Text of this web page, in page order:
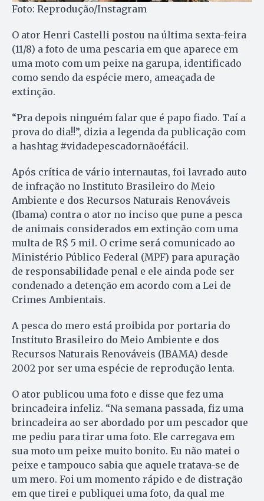
Foto: Reprodução/Instagram
O ator Henri Castelli postou na última sexta-feira
(11/8) a foto de uma pescaria em que aparece em
uma moto com um peixe na garupa, identificado
como sendo da espécie mero, ameaçada de
extinção.
“Pra depois ninguém falar que é papo fiado. Taí a
prova do dia!!”, dizia a legenda da publicação com
a hashtag #vidadepescadornãoéfácil.
Após crítica de vário internautas, foi lavrado auto
de infração no Instituto Brasileiro do Meio
Ambiente e dos Recursos Naturais Renováveis
(Ibama) contra o ator no inciso que pune a pesca
de animais considerados em extinção com uma
multa de R$ 5 mil. O crime será comunicado ao
Ministério Público Federal (MPF) para apuração
de responsabilidade penal e ele ainda pode ser
condenado a detenção em acordo com a Lei de
Crimes Ambientais.
A pesca do mero está proibida por portaria do
Instituto Brasileiro do Meio Ambiente e dos
Recursos Naturais Renováveis (IBAMA) desde
2002 por ser uma espécie de reprodução lenta.
O ator publicou uma foto e disse que fez uma
brincadeira infeliz. “Na semana passada, fiz uma
brincadeira ao ser abordado por um pescador que
me pediu para tirar uma foto. Ele carregava em
sua moto um peixe muito bonito. Eu não matei o
peixe e tampouco sabia que aquele tratava-se de
um mero. Foi um momento rápido e de distração
em que tirei e publiquei uma foto, da qual me